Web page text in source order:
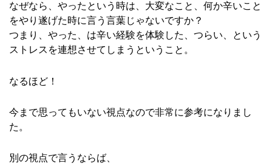
なぜなら、やったという時は、大変なこと、何か辛いこと
をやり遂げた時に言う言葉じゃないですか？
つまり、やった、は辛い経験を体験した、つらい、という
ストレスを連想させてしまうということ。
なるほど！
今まで思ってもいない視点なので非常に参考になりまし
た。
別の視点で言うならば、